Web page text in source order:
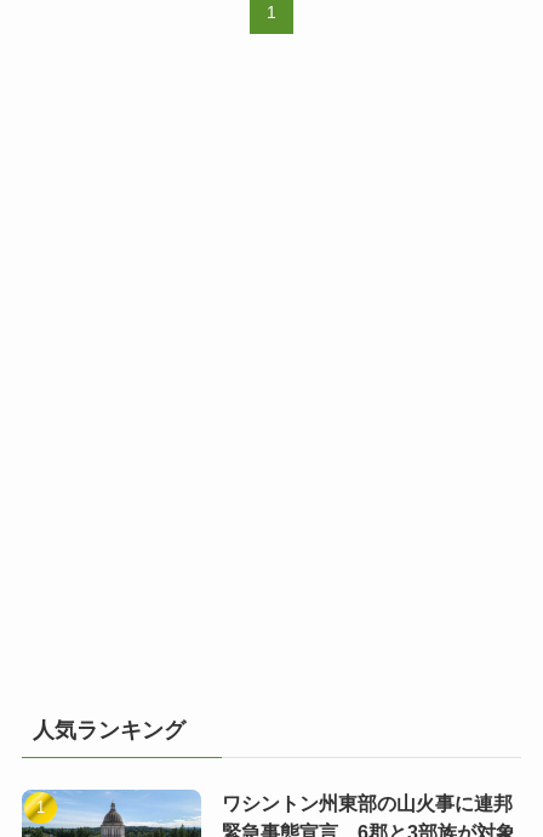
1
人気ランキング
ワシントン州東部の山火事に連邦